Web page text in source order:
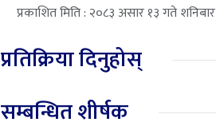
प्रकाशित मिति : २०८३ असार १३ गते शनिबार
प्रतिक्रिया दिनुहोस्
सम्बन्धित शीर्षक